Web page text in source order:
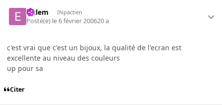
elclem INpactien
Posté(e) le 6 février 200620 a
c'est vrai que c'est un bijoux, la qualité de l'ecran est
excellente au niveau des couleurs
up pour sa
Citer